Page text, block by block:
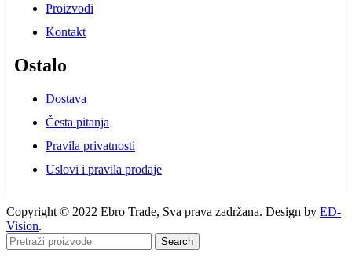
Proizvodi
Kontakt
Ostalo
Dostava
Česta pitanja
Pravila privatnosti
Uslovi i pravila prodaje
Copyright © 2022 Ebro Trade, Sva prava zadržana. Design by ED-
Vision.
Search